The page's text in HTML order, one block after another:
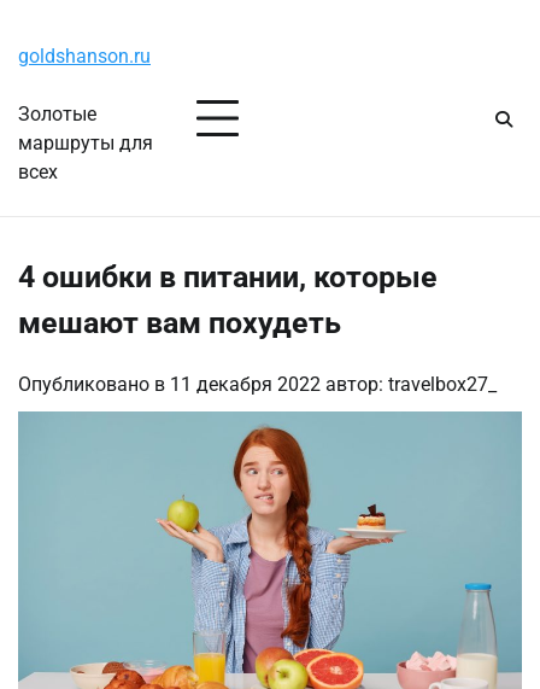
содержимому
goldshanson.ru
Золотые
маршруты для
всех
4 ошибки в питании, которые
мешают вам похудеть
Опубликовано в 11 декабря 2022 автор: travelbox27_